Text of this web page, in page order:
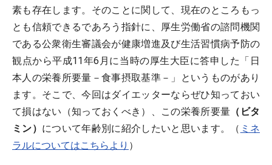
素も存在します。そのことに関して、現在のところもっ
とも信頼できるであろう指針に、厚生労働省の諮問機関
である公衆衛生審議会が健康増進及び生活習慣病予防の
観点から平成11年6月に当時の厚生大臣に答申した「日
本人の栄養所要量－食事摂取基準－」というものがあり
ます。そこで、今回はダイエッターならぜひ知っておい
て損はない（知っておくべき）、この栄養所要量 （ビタ
ミン） について年齢別に紹介したいと思います。（ ミネ
ラルについてはこちらより ）